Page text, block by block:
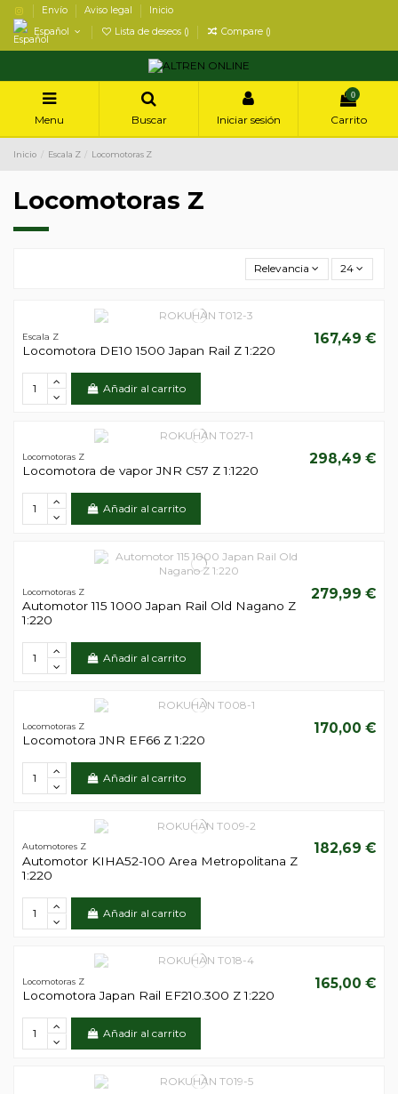
Envío Aviso legal
Inicio
Español
Lista de deseos () Compare ()
Menu Buscar Iniciar sesión
0
Carrito
Inicio Escala Z Locomotoras Z
Locomotoras Z
Relevancia 24
Escala Z
Locomotora DE10 1500 Japan Rail Z 1:220
167,49 €
Añadir al carrito
Locomotoras Z
Locomotora de vapor JNR C57 Z 1:1220
298,49 €
Añadir al carrito
Locomotoras Z
Automotor 115 1000 Japan Rail Old Nagano Z
1:220
279,99 €
Añadir al carrito
Locomotoras Z
Locomotora JNR EF66 Z 1:220
170,00 €
Añadir al carrito
Automotores Z
Automotor KIHA52-100 Area Metropolitana Z
1:220
182,69 €
Añadir al carrito
Locomotoras Z
Locomotora Japan Rail EF210.300 Z 1:220
165,00 €
Añadir al carrito